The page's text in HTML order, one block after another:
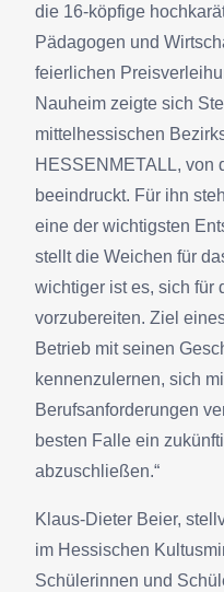
die 16-köpfige
Pädagogen und
feierlichen
Nauheim zeigte sich
mittelhessischen
HESSENMETALL, von
beeindruckt. Für ihn
eine der wichtigsten
stellt die Weichen für
wichtiger ist es, sich für
vorzubereiten. Ziel
Betrieb mit seinen
kennenzulernen, sich
Berufsanforderungen
besten Falle ein
abzuschließen.“
Klaus-Dieter Beier,
im Hessischen
Schülerinnen und